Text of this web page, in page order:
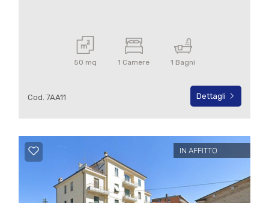
50 mq 1 Camere 1 Bagni
Cod. 7AA11 Dettagli
IN AFFITTO